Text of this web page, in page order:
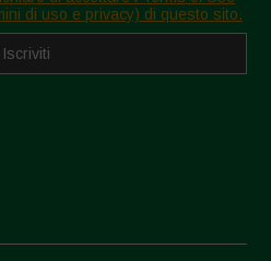
di uso e privacy) di questo sito.